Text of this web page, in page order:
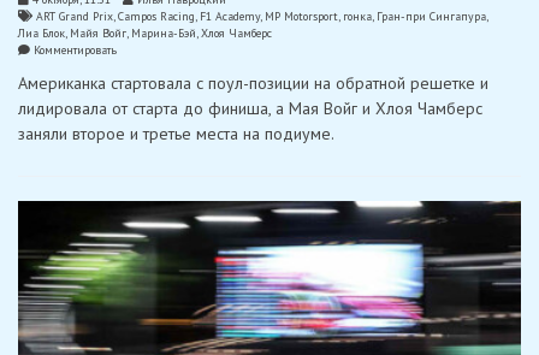
ART Grand Prix,Campos Racing, F1 Academy, MP Motorsport, гонка, Гран-при Сингапура
Лиа Блок, Майя Войг, Марина-Бэй,Хлоя Чамберс
Комментироватьon
выиграла
гонку
F1
Американка стартовала с поул-позиции на обратной решетке и
лидировала от старта до финиша, а Мая Войг и Хлоя Чамберс
заняли второе и третье места на подиуме.